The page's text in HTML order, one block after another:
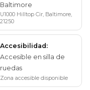
Baltimore
U1000 Hilltop Cir, Baltimore,
21250
Accesibilidad
Accesible en silla de
ruedas
Zona accesible disponible